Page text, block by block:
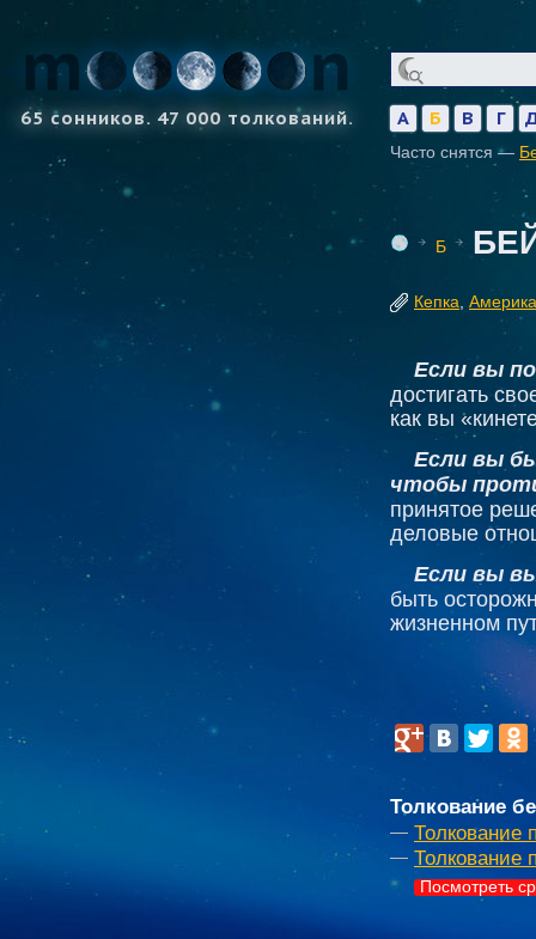
65 сонников. 47 000 толкований. А Б В Г
Часто снятся —
Б
Кепка Америка
Если вы
достигать
как вы
Если вы
чтобы
принятое
деловые
Если вы
быть
жизненном
Толкование
Толкование
Толкование
Посмотреть